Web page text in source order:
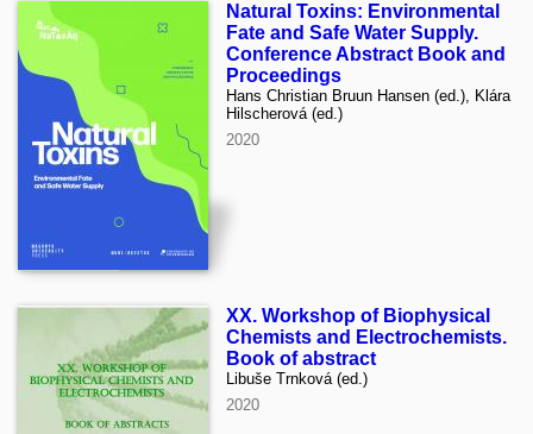
Natural Toxins: Environmental
Fate and Safe Water Supply.
Conference Abstract Book and
Proceedings
Hans Christian Bruun Hansen (ed.), Klára
Hilscherová (ed.)
2020
XX. Workshop of Biophysical
Chemists and Electrochemists.
Book of abstract
Libuše Trnková (ed.)
2020